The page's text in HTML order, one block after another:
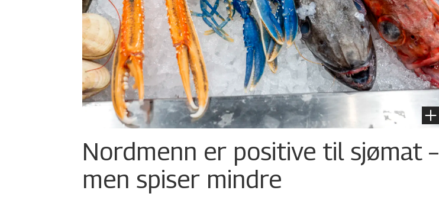
Nordmenn er positive til sjømat –
men spiser mindre